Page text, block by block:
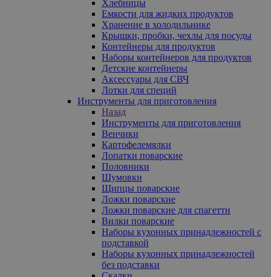
Хлебницы
Емкости для жидких продуктов
Хранение в холодильнике
Крышки, пробки, чехлы для посуды
Контейнеры для продуктов
Наборы контейнеров для продуктов
Детские контейнеры
Аксессуары для СВЧ
Лотки для специй
Инструменты для приготовления
Назад
Инструменты для приготовления
Венчики
Картофелемялки
Лопатки поварские
Половники
Шумовки
Щипцы поварские
Ложки поварские
Ложки поварские для спагетти
Вилки поварские
Наборы кухонных принадлежностей с
подставкой
Наборы кухонных принадлежностей
без подставки